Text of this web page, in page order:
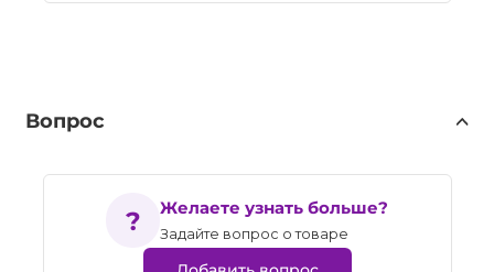
Вопрос
Желаете узнать больше?
Задайте вопрос о товаре